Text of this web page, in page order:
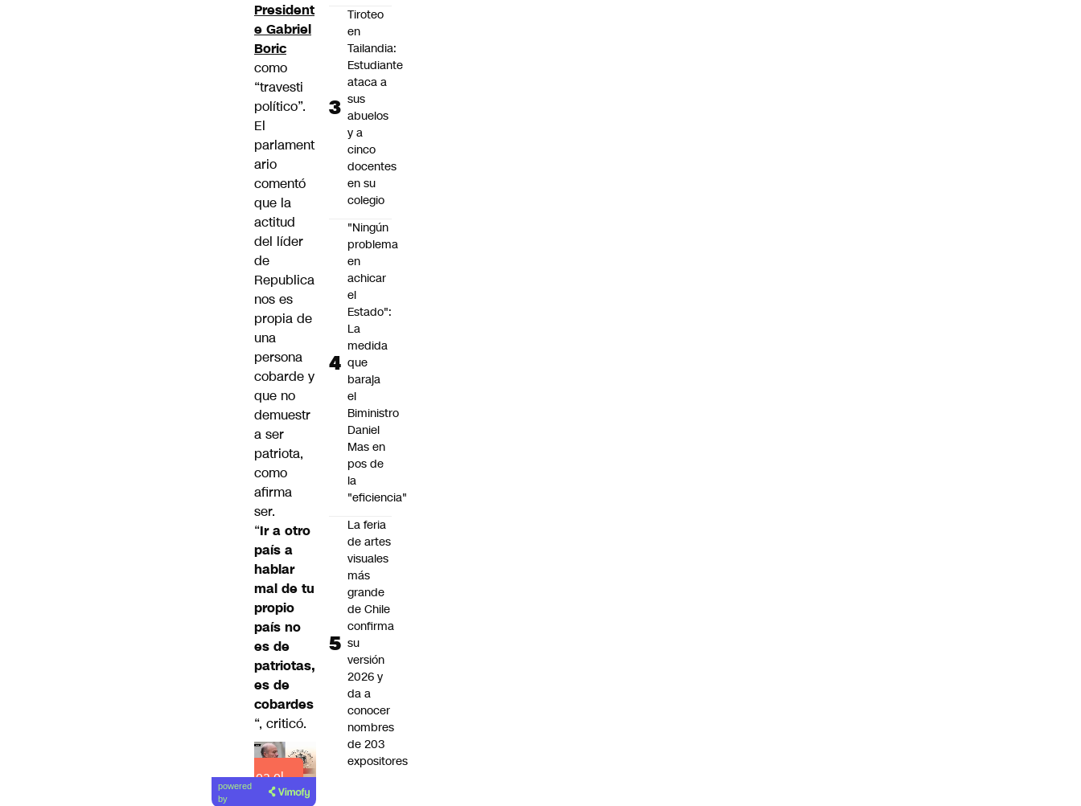
President
e Gabriel
Boric
como
“travesti
político”.
El
parlament
ario
comentó
que la
actitud
del líder
de
Republica
nos es
propia de
una
persona
cobarde y
que no
demuestr
a ser
patriota,
como
afirma
ser.
“Ir a otro
país a
hablar
mal de tu
propio
país no
es de
patriotas,
es de
cobardes
“, criticó.
Lea el
artículo
powered
by
Tiroteo
en
Tailandia:
Estudiante
ataca a
sus
abuelos
y a
cinco
docentes
en su
colegio
"Ningún
problema
en
achicar
el
Estado":
La
medida
que
baraja
el
Biministro
Daniel
Mas en
pos de
la
"eficiencia"
La feria
de artes
visuales
más
grande
de Chile
confirma
su
versión
2026 y
da a
conocer
nombres
de 203
expositores